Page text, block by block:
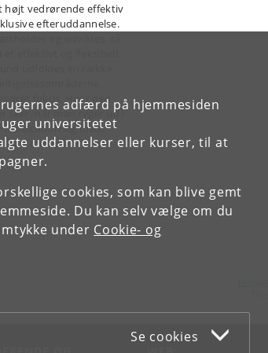
adfærd på hjemmesiden
universitetet
uddannelser eller kurser, til at
cookies, som kan blive gemt
Du kan selv vælge om du
under Cookie- og
Se cookies
højt vedrørende effektiv
efteruddannelse.
udfoldes en række
fokus. Hvor den
sker, når man ryger ud i
mobication sig med,
vej ind - på